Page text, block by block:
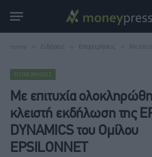
Home Ειδήσεις Επιχειρήσεις Με επιτυχία
ΕΠΙΧΕΙΡΉΣΕΙΣ
Με επιτυχία
κλειστή εκδήλωση της
DYNAMICS του Ομίλου
EPSILONNET